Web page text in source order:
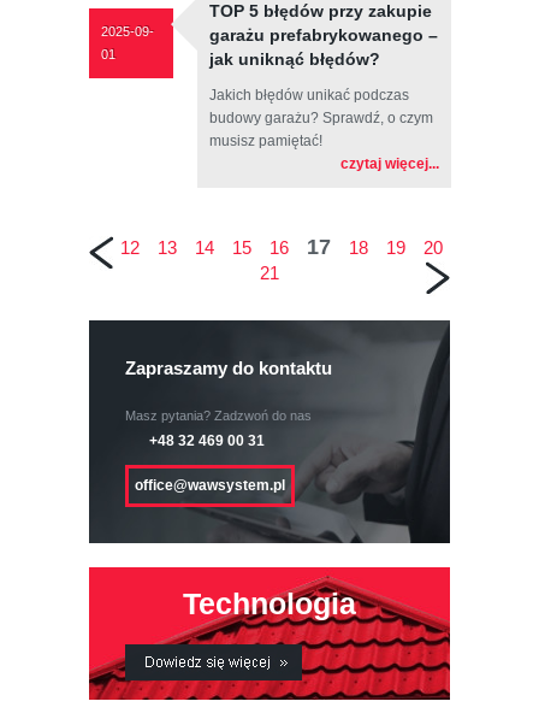
2025-09-
01
TOP 5 błędów przy zakupie
garażu prefabrykowanego –
jak uniknąć błędów?
Jakich błędów unikać podczas
budowy garażu? Sprawdź, o czym
musisz pamiętać!
czytaj więcej...
12 13 14 15 16 17 18 19
20
21
Zapraszamy do kontaktu
Masz pytania? Zadzwoń do nas
+48 32 469 00 31
office@wawsystem.pl
Technologia